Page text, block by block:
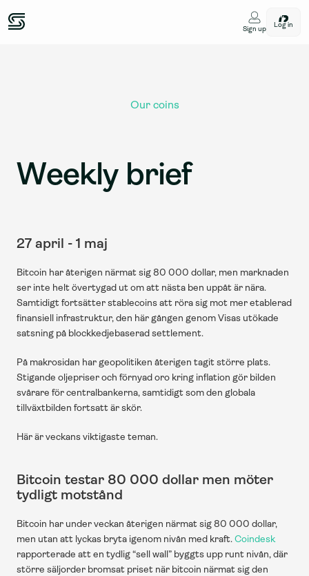
Sign up
Log in
Our coins
Weekly brief
27 april - 1 maj
Bitcoin har återigen närmat sig 80 000 dollar, men marknaden
ser inte helt övertygad ut om att nästa ben uppåt är nära.
Samtidigt fortsätter stablecoins att röra sig mot mer etablerad
finansiell infrastruktur, den här gången genom Visas utökade
satsning på blockkedjebaserad settlement.
På makrosidan har geopolitiken återigen tagit större plats.
Stigande oljepriser och förnyad oro kring inflation gör bilden
svårare för centralbankerna, samtidigt som den globala
tillväxtbilden fortsatt är skör.
Här är veckans viktigaste teman.
Bitcoin testar 80 000 dollar men möter
tydligt motstånd
Bitcoin har under veckan återigen närmat sig 80 000 dollar,
men utan att lyckas bryta igenom nivån med kraft. Coindesk
rapporterade att en tydlig “sell wall” byggts upp runt nivån, där
större säljorder bromsat priset när bitcoin närmat sig den